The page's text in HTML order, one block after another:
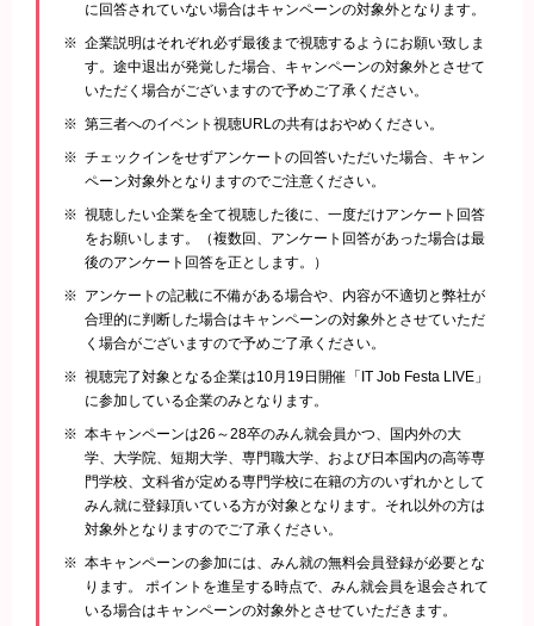
に回答されていない場合はキャンペーンの対象外となります。
企業説明はそれぞれ必ず最後まで視聴するようにお願い致しま
す。途中退出が発覚した場合、キャンペーンの対象外とさせて
いただく場合がございますので予めご了承ください。
第三者へのイベント視聴URLの共有はおやめください。
チェックインをせずアンケートの回答いただいた場合、キャン
ペーン対象外となりますのでご注意ください。
視聴したい企業を全て視聴した後に、一度だけアンケート回答
をお願いします。（複数回、アンケート回答があった場合は最
後のアンケート回答を正とします。）
アンケートの記載に不備がある場合や、内容が不適切と弊社が
合理的に判断した場合はキャンペーンの対象外とさせていただ
く場合がございますので予めご了承ください。
視聴完了対象となる企業は10月19日開催「IT Job Festa LIVE」
に参加している企業のみとなります。
本キャンペーンは26～28卒のみん就会員かつ、国内外の大
学、大学院、短期大学、専門職大学、および日本国内の高等専
門学校、文科省が定める専門学校に在籍の方のいずれかとして
みん就に登録頂いている方が対象となります。それ以外の方は
対象外となりますのでご了承ください。
本キャンペーンの参加には、みん就の無料会員登録が必要とな
ります。 ポイントを進呈する時点で、みん就会員を退会されて
いる場合はキャンペーンの対象外とさせていただきます。